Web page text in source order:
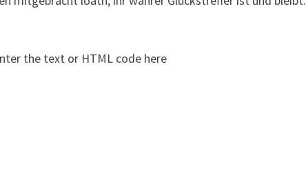
the text or HTML code here